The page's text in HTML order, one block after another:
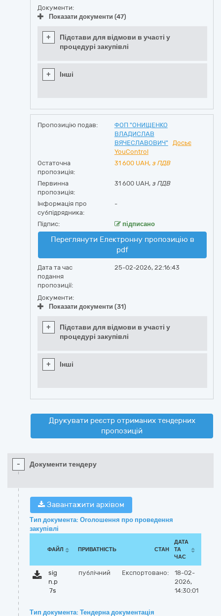
Документи:
Показати документи (47)
+
Підстави для відмови в участі у
процедурі закупівлі
+ Інші
Пропозицію подав:
ФОП "ОНИЩЕНКО
ВЛАДИСЛАВ
ВЯЧЕСЛАВОВИЧ"
Досьє
YouControl
Остаточна
пропозиція:
31 600 UAH, з ПДВ
Первинна
пропозиція:
31 600 UAH, з ПДВ
Інформація про
субпідрядника:
-
Підпис: підписано
Переглянути Електронну пропозицію в
pdf
Дата та час
подання
пропозиції:
25-02-2026, 22:16:43
Документи:
Показати документи (31)
+
Підстави для відмови в участі у
процедурі закупівлі
+ Інші
Друкувати реєстр отриманих тендерних
пропозицій
- Документи тендеру
Завантажити архівом
Тип документа: Оголошення про проведення
закупівлі
ФАЙЛ ПРИВАТНІСТЬ СТАН
ДАТА
ТА
ЧАС
sig
n.p
7s
публічний Експортовано:
18-02-
2026,
14:30:01
Тип документа: Тендерна документація